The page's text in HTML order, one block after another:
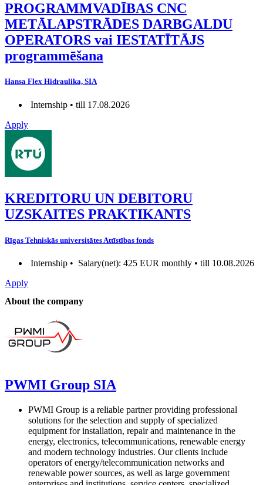
PROGRAMMVADĪBAS CNC
METĀLAPSTRĀDES DARBGALDU
OPERATORS vai IESTATĪTĀJS
programmēšana
Hansa Flex Hidraulika, SIA
Internship • till 17.08.2026
Apply
KREDITORU UN DEBITORU
UZSKAITES PRAKTIKANTS
Rīgas Tehniskās universitātes Attīstības fonds
Internship • Salary(net): 425 EUR monthly • till 10.08.2026
Apply
About the company
PWMI Group SIA
PWMI Group is a reliable partner providing professional
solutions for the selection and supply of specialized
equipment for installation, repair and maintenance in the
energy, electronics, telecommunications, renewable energy
and modern technology industries. Our clients include
operators of energy/telecommunication networks and
renewable power sources, as well as large government